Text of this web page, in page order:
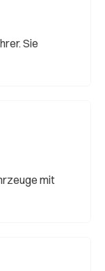
Sie
mit